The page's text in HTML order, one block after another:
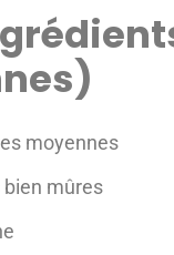
moyennes
mûres